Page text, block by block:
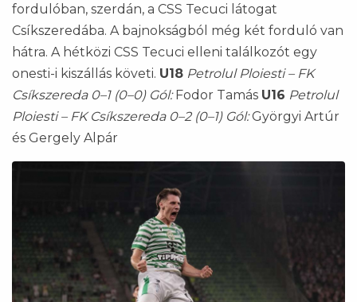
fordulóban, szerdán, a CSS Tecuci látogat
Csíkszeredába. A bajnokságból még két forduló van
hátra. A hétközi CSS Tecuci elleni találkozót egy
onesti-i kiszállás követi. U18 Petrolul Ploiesti – FK
Csíkszereda 0–1 (0–0) Gól:Fodor Tamás U16 Petrolul
Ploiesti – FK Csíkszereda 0–2 (0–1) Gól:Györgyi Artúr
és Gergely Alpár